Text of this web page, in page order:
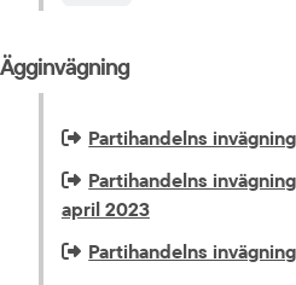
Ägginvägning
Extern länk som
Partihandelns
Extern länk som
Partihandelns
april 2023
Extern länk som
Partihandelns